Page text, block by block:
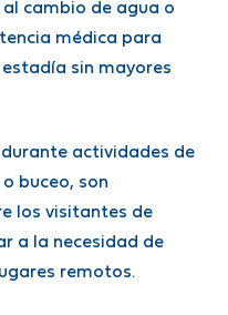
cambio de agua o
médica para
sin mayores
actividades de
buceo, son
los visitantes de
a la necesidad de
remotos.